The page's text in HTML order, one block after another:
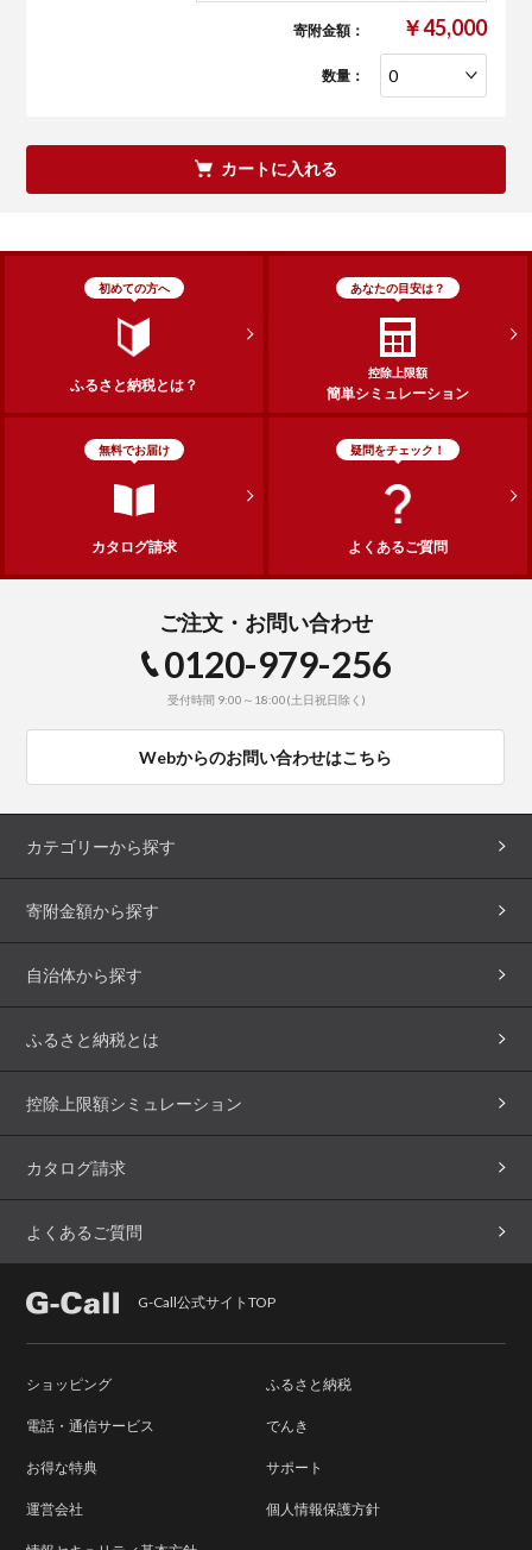
寄附金額： ￥45,000
数量：
カートに入れる
初めての方へ
ふるさと納税とは？
あなたの目安は？
控除上限額
簡単シミュレーション
無料でお届け
カタログ請求
疑問をチェック！
よくあるご質問
ご注文・お問い合わせ
0120-979-256
受付時間 9:00～18:00(土日祝日除く)
Webからのお問い合わせはこちら
カテゴリーから探す
寄附金額から探す
自治体から探す
ふるさと納税とは
控除上限額シミュレーション
カタログ請求
よくあるご質問
G-Call公式サイトTOP
ショッピング ふるさと納税
電話・通信サービス でんき
お得な特典 サポート
運営会社 個人情報保護方針